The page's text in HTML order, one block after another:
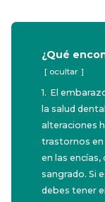
¿Qué
ocultar
1. El
la salud
alteraciones
trastornos en
en las
sangrado. Si
debes tener